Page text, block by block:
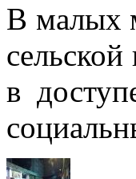
В малых
в